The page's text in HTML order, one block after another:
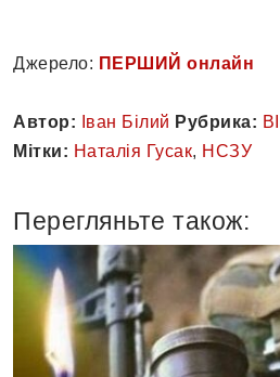
Джерело: ПЕРШИЙ онлайн
Автор: Іван Білий Рубрика:
Мітки: Наталія Гусак, НСЗУ
Перегляньте також: